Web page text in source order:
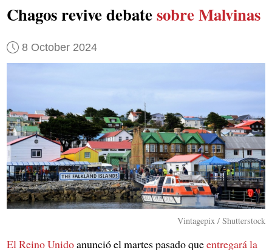
Chagos revive debatesobre Malvinas
8 October 2024
Vintagepix / Shutterstock
El Reino Unidoanunció el martes pasado queentregará la